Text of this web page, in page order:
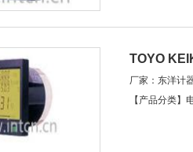
TOYO
厂家：东洋计
【产品分类】